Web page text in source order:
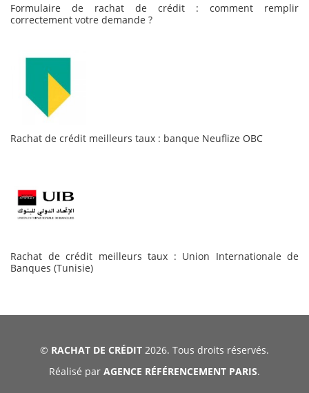
Formulaire de rachat de crédit : comment remplir
correctement votre demande ?
Rachat de crédit meilleurs taux : banque Neuflize OBC
Rachat de crédit meilleurs taux : Union Internationale de
Banques (Tunisie)
© RACHAT DE CRÉDIT 2026. Tous droits réservés.
Réalisé par AGENCE RÉFÉRENCEMENT PARIS.